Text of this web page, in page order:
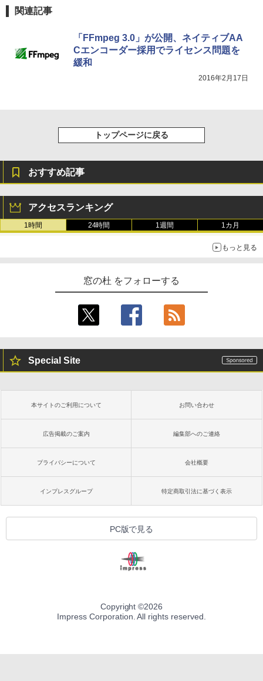
き、グラファイト
関連記事
「FFmpeg 3.0」が公開、ネイティブAA
Cエンコーダー採用でライセンス問題を
緩和
2016年2月17日
トップページに戻る
おすすめ記事
アクセスランキング
1時間 24時間 1週間 1カ月
もっと見る
窓の杜 をフォローする
Special Site
本サイトのご利用について お問い合わせ
広告掲載のご案内 編集部へのご連絡
プライバシーについて 会社概要
インプレスグループ 特定商取引法に基づく表示
PC版で見る
Copyright ©2026
Impress Corporation. All rights reserved.